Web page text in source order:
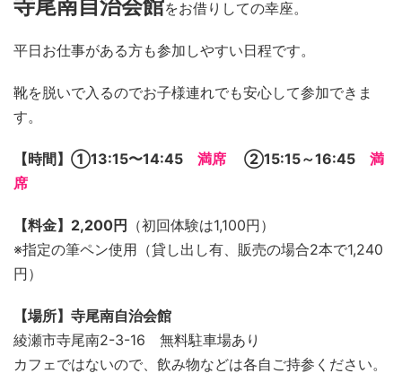
寺尾南自治会館をお借りしての幸座。
平日お仕事がある方も参加しやすい日程です。
靴を脱いで入るのでお子様連れでも安心して参加できま
す。
【時間】➀13:15〜14:45 満席 ②15:15～16:45 満
席
【料金】2,200円
（初回体験は1,100円）
※指定の筆ペン使用（貸し出し有、販売の場合2本で1,240
円）
【場所】寺尾南自治会館
綾瀬市寺尾南2-3-16 無料駐車場あり
カフェではないので、飲み物などは各自ご持参ください。